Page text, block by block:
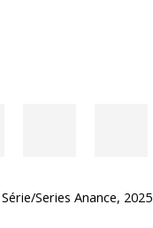
Series Anance, 2025